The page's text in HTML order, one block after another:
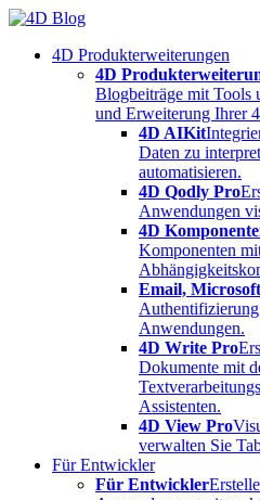
Skip
content4D Produkterweiterungen
4D
Blogbeiträge mit Tools
und Erweiterung Ihrer
4D AIKit
Daten zu
automatisieren.
4D Qodly Pro
Anwendungen
4D
Komponenten
Email,
Anwendungen.
4D Write Pro
Dokumente mit
Assistenten.
4D View Pro
verwalten Sie
Für Entwickler
Für Entwickler